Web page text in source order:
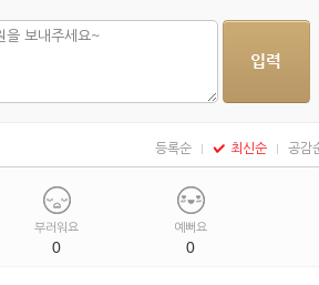
등록순 최신순 공감
부러워요
0
예뻐요
0